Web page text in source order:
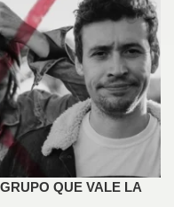
QUE VALE LA